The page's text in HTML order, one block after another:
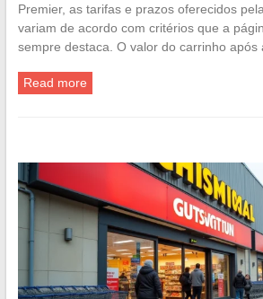
Premier, as tarifas e prazos oferecidos
variam de acordo com critérios que a
sempre destaca. O valor do carrinho após
Read more